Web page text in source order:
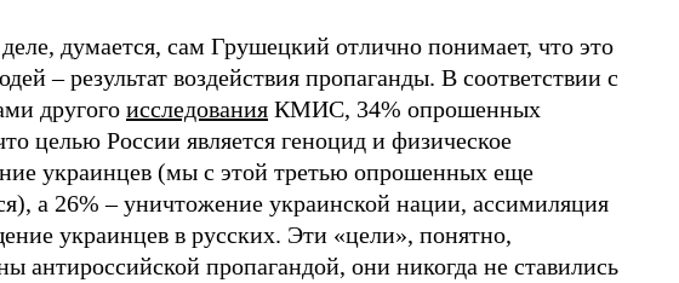
думается, сам Грушецкий отлично понимает, что это
– результат воздействия пропаганды. В соответствии с
другого исследования КМИС, 34% опрошенных
целью России является геноцид и физическое
украинцев (мы с этой третью опрошенных еще
а 26% – уничтожение украинской нации, ассимиляция
украинцев в русских. Эти «цели», понятно,
антироссийской пропагандой, они никогда не ставились